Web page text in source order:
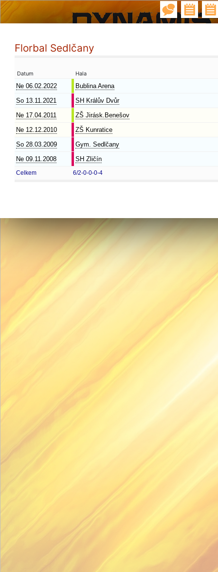
Florbal Sedlčany
Datum Hala
Ne 06.02.2022
Bublina Arena
So 13.11.2021
SH Králův Dvůr
Ne 17.04.2011
ZŠ Jirásk.Benešov
Ne 12.12.2010
ZŠ Kunratice
So 28.03.2009
Gym. Sedlčany
Ne 09.11.2008
SH Zličín
Celkem 6/2-0-0-0-4